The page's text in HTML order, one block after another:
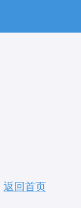
返回首页